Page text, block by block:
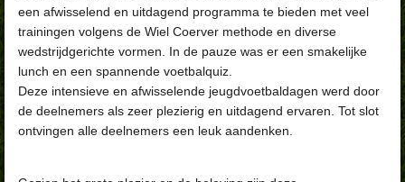
een afwisselend en uitdagend programma te bieden met veel
trainingen volgens de Wiel Coerver methode en diverse
wedstrijdgerichte vormen. In de pauze was er een smakelijke
lunch en een spannende voetbalquiz.
Deze intensieve en afwisselende jeugdvoetbaldagen werd door
de deelnemers als zeer plezierig en uitdagend ervaren. Tot slot
ontvingen alle deelnemers een leuk aandenken.